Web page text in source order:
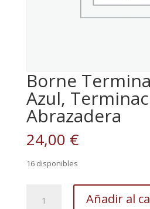
Borne
Azul,
Abrazadera
24,00 €
16 disponibles
Terminal
Añadir al